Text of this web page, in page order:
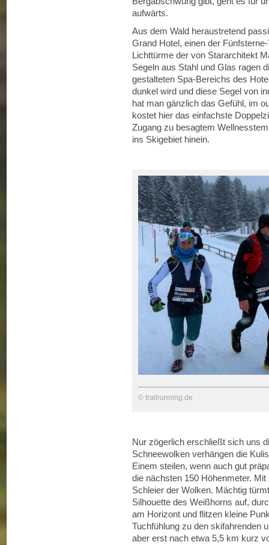
aufwärts.
Aus dem Wald heraustretend
Grand Hotel, einen der
Lichttürme der von Stararchitekt
Segeln aus Stahl und Glas ragen
gestalteten Spa-Bereichs des
dunkel wird und diese Segel von
hat man gänzlich das Gefühl, im
kostet hier das einfachste
Zugang zu besagtem
ins Skigebiet hinein.
© trailrunning.de
Nur zögerlich erschließt sich uns
Schneewolken verhängen die
Einem steilen, wenn auch gut
die nächsten 150 Höhenmeter.
Schleier der Wolken. Mächtig
Silhouette des Weißhorns auf,
am Horizont und flitzen kleine
Tuchfühlung zu den skifahrenden
aber erst nach etwa 5,5 km kurz